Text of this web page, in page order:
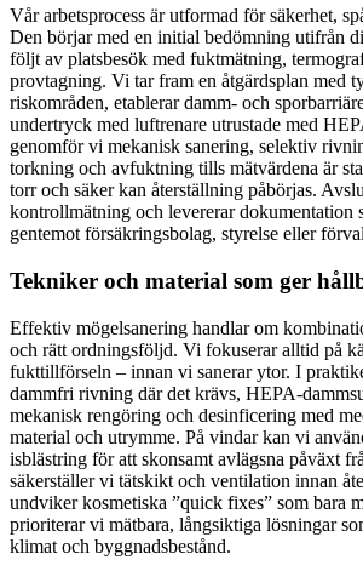
Vår arbetsprocess är utformad för säkerhet,
Den börjar med en initial bedömning utifrån
följt av platsbesök med fuktmätning,
provtagning. Vi tar fram en åtgärdsplan med
riskområden, etablerar damm- och
undertryck med luftrenare utrustade med
genomför vi mekanisk sanering, selektiv
torkning och avfuktning tills mätvärdena är
torr och säker kan återställning påbörjas.
kontrollmätning och levererar dokumentation
gentemot försäkringsbolag, styrelse eller
Tekniker och material som ger
Effektiv mögelsanering handlar om
och rätt ordningsföljd. Vi fokuserar alltid på
fukttillförseln – innan vi sanerar ytor. I
dammfri rivning där det krävs, HEPA-
mekanisk rengöring och desinficering med
material och utrymme. På vindar kan vi
isblästring för att skonsamt avlägsna påväxt
säkerställer vi tätskikt och ventilation innan
undviker kosmetiska ”quick fixes” som bara
prioriterar vi mätbara, långsiktiga lösningar
klimat och byggnadsbestånd.